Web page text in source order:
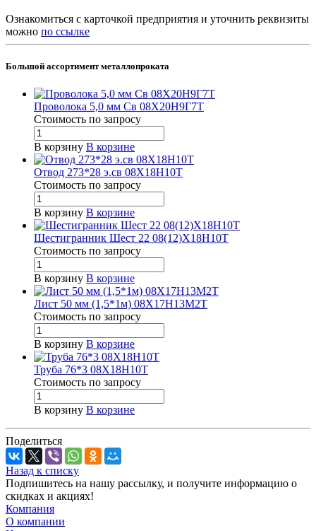
Ознакомиться с карточкой предприятия и уточнить реквизиты
можно по ссылке
Большой ассортимент металлопроката
Проволока 5,0 мм Св 08Х20Н9Г7Т
Стоимость по запросу
В корзину В корзине
Отвод 273*28 э.св 08Х18Н10Т
Стоимость по запросу
В корзину В корзине
Шестигранник Шест 22 08(12)Х18Н10Т
Стоимость по запросу
В корзину В корзине
Лист 50 мм (1,5*1м) 08Х17Н13М2Т
Стоимость по запросу
В корзину В корзине
Труба 76*3 08Х18Н10Т
Стоимость по запросу
В корзину В корзине
Поделиться
Назад к списку
Подпишитесь на нашу рассылку, и получите информацию о
скидках и акциях!
Компания
О компании